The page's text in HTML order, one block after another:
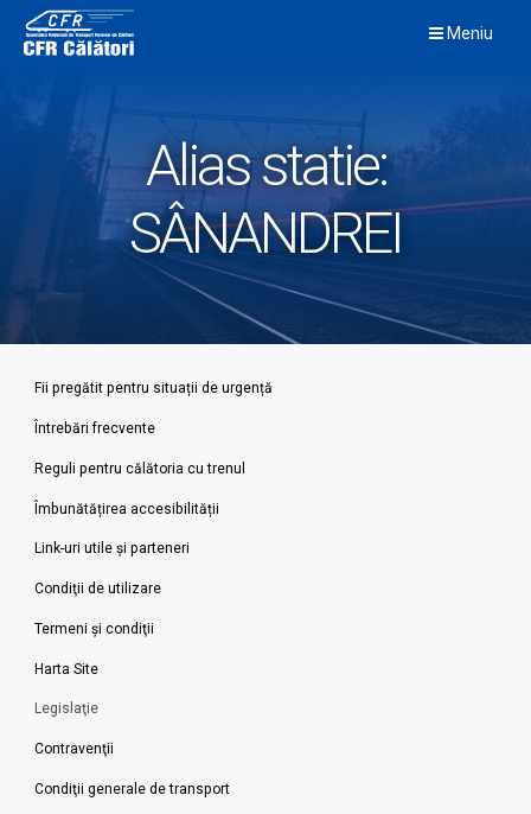
content
Meniu
Alias statie:
SÂNANDREI
Fii pregătit pentru situații de urgență
Întrebări frecvente
Reguli pentru călătoria cu trenul
Îmbunătățirea accesibilității
Link-uri utile şi parteneri
Condiţii de utilizare
Termeni şi condiţii
Harta Site
Legislaţie
Contravenţii
Condiţii generale de transport